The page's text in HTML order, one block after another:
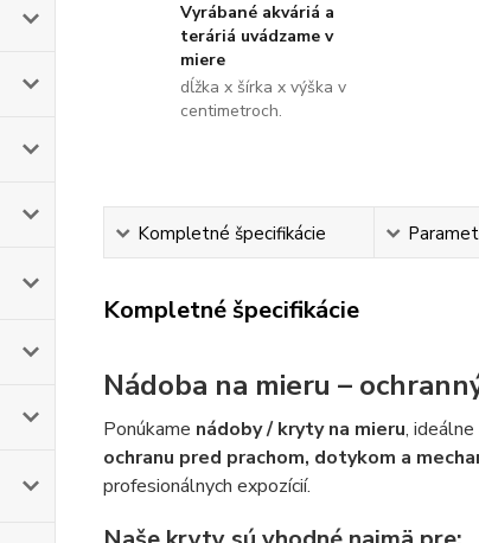
Vyrábané akváriá a
teráriá uvádzame v
miere
dĺžka x šírka x výška v
centimetroch.
Kompletné špecifikácie
Kompletné špecifikácie
Nádoba na mieru –
Ponúkame nádoby / kryty na mieru,
ochranu pred prachom, dotykom a
profesionálnych expozícií.